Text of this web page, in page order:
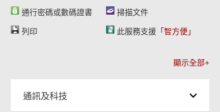
通行密碼或數碼證書 掃描文件
列印 此服務支援 「智方便」
顯示全部+
通訊及科技